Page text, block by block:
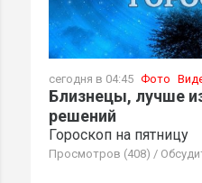
сегодня в 04:45 Фото
Близнецы, лучше
решений
Гороскоп на пятницу
Просмотров (408) /